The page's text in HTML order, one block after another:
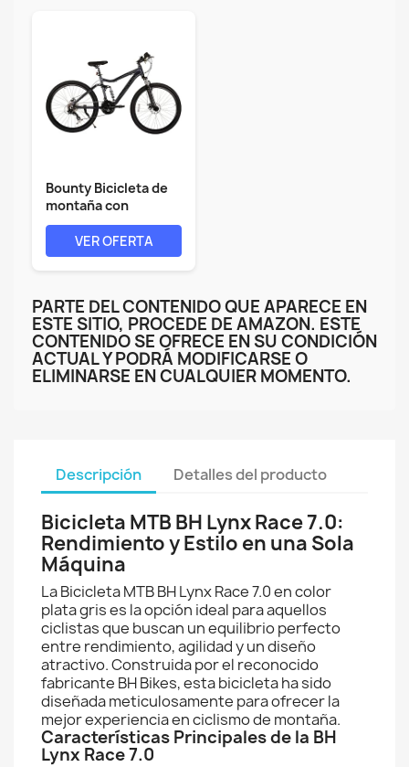
Bounty Bicicleta de
montaña con
suspensión...
VER OFERTA
PARTE DEL CONTENIDO QUE APARECE EN
ESTE SITIO, PROCEDE DE AMAZON. ESTE
CONTENIDO SE OFRECE EN SU CONDICIÓN
ACTUAL Y PODRÁ MODIFICARSE O
ELIMINARSE EN CUALQUIER MOMENTO.
Descripción Detalles del producto
Bicicleta MTB BH Lynx Race 7.0:
Rendimiento y Estilo en una Sola
Máquina
La Bicicleta MTB BH Lynx Race 7.0 en color
plata gris es la opción ideal para aquellos
ciclistas que buscan un equilibrio perfecto
entre rendimiento, agilidad y un diseño
atractivo. Construida por el reconocido
fabricante BH Bikes, esta bicicleta ha sido
diseñada meticulosamente para ofrecer la
mejor experiencia en ciclismo de montaña.
Características Principales de la BH
Lynx Race 7.0